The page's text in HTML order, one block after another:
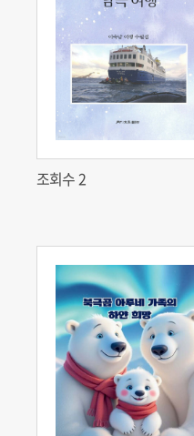
조회수 2